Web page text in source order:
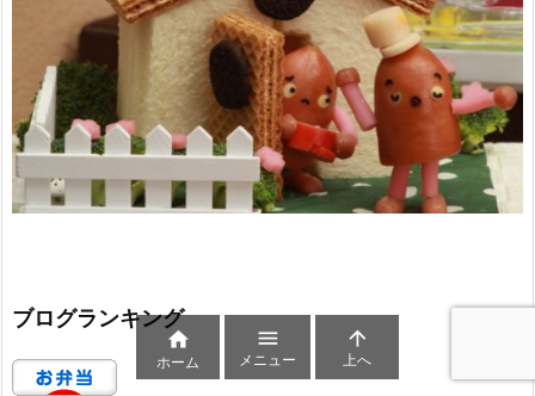
ブログランキング

ホーム

メニュー

上へ